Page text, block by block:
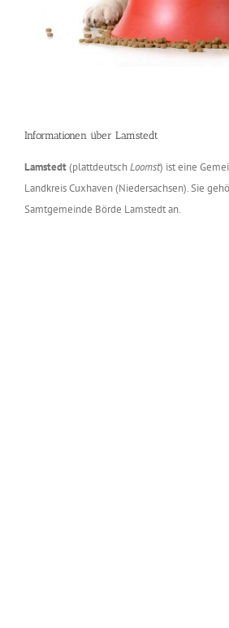
Informationen über Lamstedt
Lamstedt(plattdeutschLoomst) ist eine
Landkreis Cuxhaven (Niedersachsen). Sie
Samtgemeinde Börde Lamstedt an.